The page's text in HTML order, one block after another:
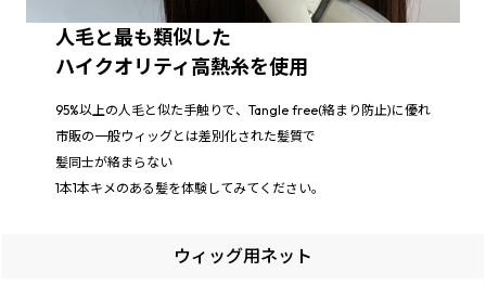
ウィッグ用ネット
人毛と最も類似した
ハイクオリティ高熱糸を使用
95%以上の人毛と似た手触りで、Tangle free(絡まり防止)に優れ
市販の一般ウィッグとは差別化された髪質で
髪同士が絡まらない
1本1本キメのある髪を体験してみてください。